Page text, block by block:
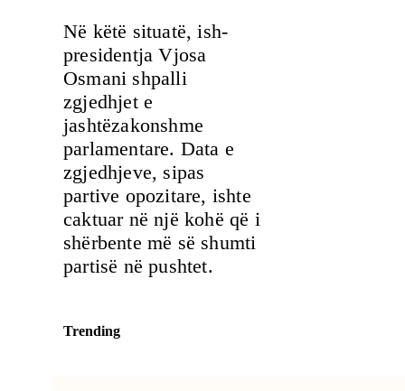
Në këtë situatë, ish-
presidentja Vjosa
Osmani shpalli
zgjedhjet e
jashtëzakonshme
parlamentare. Data e
zgjedhjeve, sipas
partive opozitare, ishte
caktuar në një kohë që i
shërbente më së shumti
partisë në pushtet.
Trending